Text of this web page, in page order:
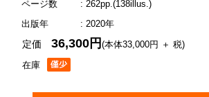
ページ数
: 262pp.(138illus.)
出版年
: 2020年
在庫
定価36,300円(本体33,000円 ＋ 税)